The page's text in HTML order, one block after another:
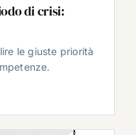
di crisi:
le giuste priorità